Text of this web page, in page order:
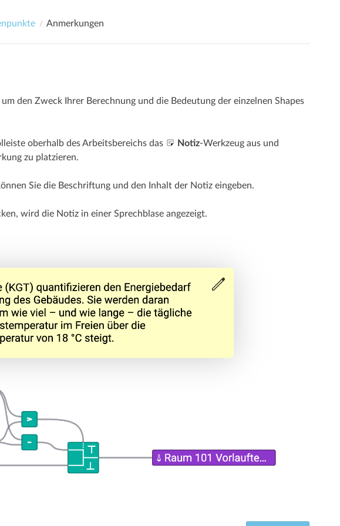
Anmerkungen
den Zweck Ihrer Berechnung und die Bedeutung der einzelnen Shapes
oberhalb des Arbeitsbereichs das Notiz-Werkzeug aus und
zu platzieren.
Sie die Beschriftung und den Inhalt der Notiz eingeben.
wird die Notiz in einer Sprechblase angezeigt.